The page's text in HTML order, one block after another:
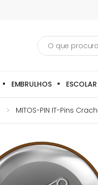
Pesquisa
EMBRULHOS ESCOLAR
MITOS-PIN IT-Pins